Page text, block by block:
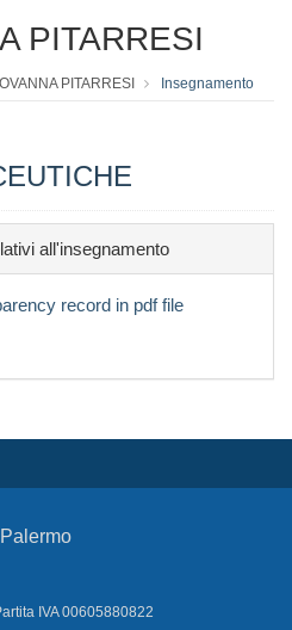
PITARRESI
PITARRESI Insegnamento
all'insegnamento
record in pdf file
IVA 00605880822